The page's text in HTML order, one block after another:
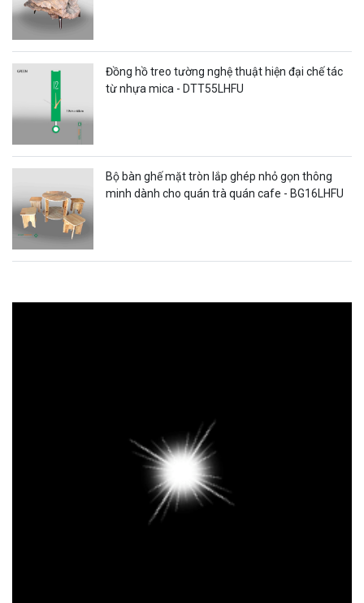
Đồng hồ treo tường nghệ thuật hiện đại chế tác
từ nhựa mica - DTT55LHFU
Bộ bàn ghế mặt tròn lắp ghép nhỏ gọn thông
minh dành cho quán trà quán cafe - BG16LHFU